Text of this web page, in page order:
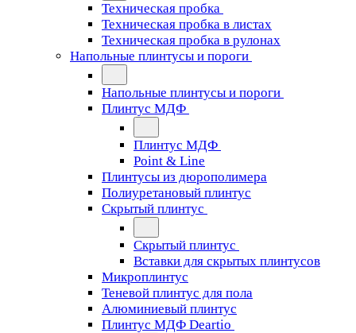
Техническая пробка
Техническая пробка в листах
Техническая пробка в рулонах
Напольные плинтусы и пороги
Напольные плинтусы и пороги
Плинтус МДФ
Плинтус МДФ
Point & Line
Плинтусы из дюрополимера
Полиуретановый плинтус
Скрытый плинтус
Скрытый плинтус
Вставки для скрытых плинтусов
Микроплинтус
Теневой плинтус для пола
Алюминиевый плинтус
Плинтус МДФ Deartio